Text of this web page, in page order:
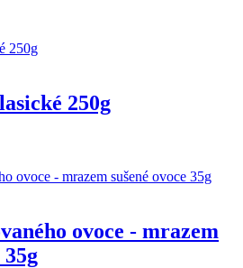
250g
ovoce - mrazem
35g